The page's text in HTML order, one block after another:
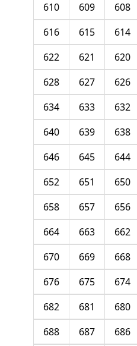
608
609
610
614
615
616
620
621
622
626
627
628
632
633
634
638
639
640
644
645
646
650
651
652
656
657
658
662
663
664
668
669
670
674
675
676
680
681
682
686
687
688